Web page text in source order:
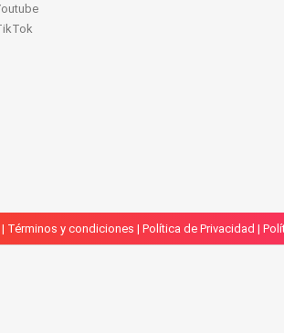
| Términos y condiciones | Política de Privacidad |